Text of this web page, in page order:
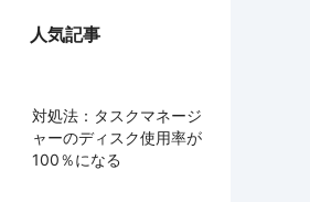
人気記事
対処法：タスクマネージ
ャーのディスク使用率が
100％になる